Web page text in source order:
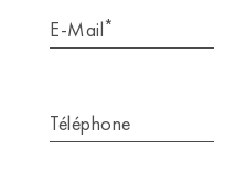
E-Mail*
Téléphone